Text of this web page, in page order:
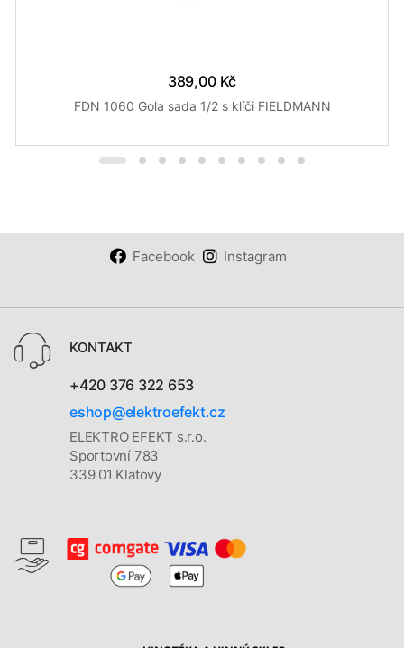
389,00 Kč
FDN 1060 Gola sada 1/2 s klíči FIELDMANN
Facebook Instagram
KONTAKT
+420 376 322 653
eshop@elektroefekt.cz
ELEKTRO EFEKT s.r.o.
Sportovní 783
339 01 Klatovy